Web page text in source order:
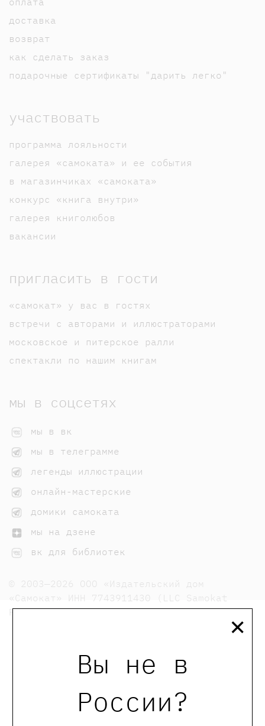
Вы не в
России?
×
доставка
возврат
как сделать заказ
подарочные сертификаты "дарить легко"
участвовать
программа лояльности
галерея «самоката» и ее события
в магазинчиках «самоката»
конкурс «книга внутри»
галерея книголюбов
вакансии
пригласить в гости
«самокат» у вас в гостях
встречи с авторами и иллюстраторами
московское и питерское ралли
спектакли по нашим книгам
мы в соцсетях
мы в вк
мы в телеграмме
легенды иллюстрации
онлайн-мастерские
домики самоката
мы на дзене
вк для библиотек
© 2003—2026 ООО «Издательский дом
«Самокат» ИНН 7743911430 (LLC Samokat
Publishing House TIN 7743911430)